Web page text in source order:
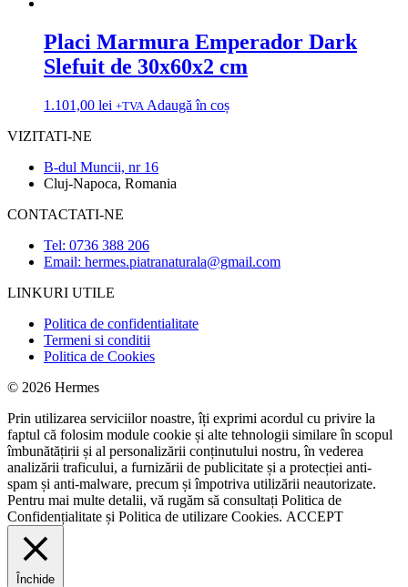
Placi Marmura Emperador Dark
Slefuit de 30x60x2 cm
1.101,00 lei +TVA Adaugă în coș
VIZITATI-NE
B-dul Muncii, nr 16
Cluj-Napoca, Romania
CONTACTATI-NE
Tel: 0736 388 206
Email: hermes.piatranaturala@gmail.com
LINKURI UTILE
Politica de confidentialitate
Termeni si conditii
Politica de Cookies
© 2026 Hermes
Prin utilizarea serviciilor noastre, îți exprimi acordul cu privire la
faptul că folosim module cookie și alte tehnologii similare în scopul
îmbunătățirii și al personalizării conținutului nostru, în vederea
analizării traficului, a furnizării de publicitate și a protecției anti-
spam și anti-malware, precum și împotriva utilizării neautorizate.
Pentru mai multe detalii, vă rugăm să consultați Politica de
Confidențialitate și Politica de utilizare Cookies. ACCEPT
Închide